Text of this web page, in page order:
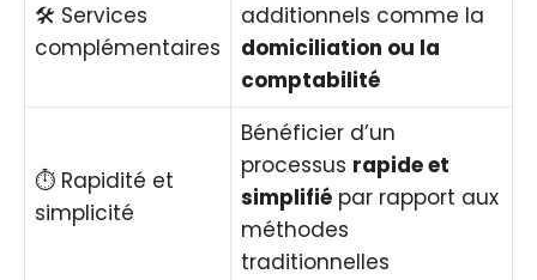
🛠️ Services
complémentaires
additionnels comme la
domiciliation ou la
comptabilité
⏱️ Rapidité et
simplicité
Bénéficier d’un
processus rapide et
simplifié par rapport aux
méthodes
traditionnelles